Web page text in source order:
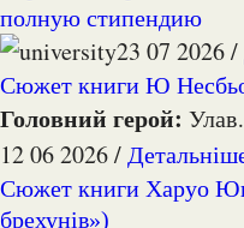
полную стипендию
23 07 2026 /
Сюжет книги Ю
Головний герой:
12 06 2026 /
Сюжет книги Харуо Юкі «Ковчег» («Дев’ять
брехунів»)